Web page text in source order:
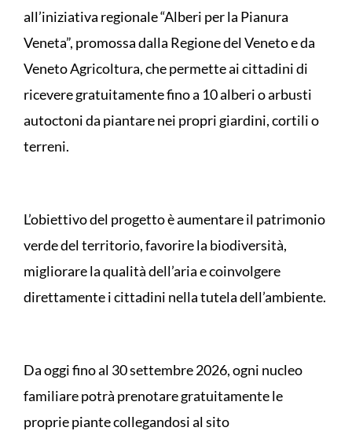
all’iniziativa regionale “Alberi per la Pianura
Veneta”, promossa dalla Regione del Veneto e da
Veneto Agricoltura, che permette ai cittadini di
ricevere gratuitamente fino a 10 alberi o arbusti
autoctoni da piantare nei propri giardini, cortili o
terreni.
L’obiettivo del progetto è aumentare il patrimonio
verde del territorio, favorire la biodiversità,
migliorare la qualità dell’aria e coinvolgere
direttamente i cittadini nella tutela dell’ambiente.
Da oggi fino al 30 settembre 2026, ogni nucleo
familiare potrà prenotare gratuitamente le
proprie piante collegandosi al sito